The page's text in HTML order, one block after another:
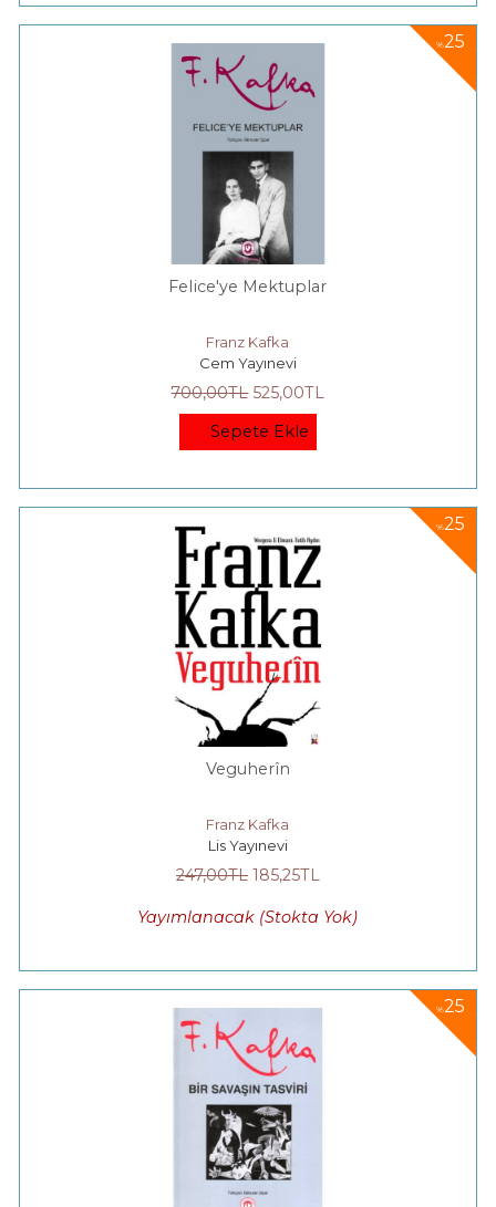
%25
Felice'ye Mektuplar
Franz Kafka
Cem Yayınevi
700,00TL 525,00TL
Sepete Ekle
%25
Veguherîn
Franz Kafka
Lis Yayınevi
247,00TL 185,25TL
Yayımlanacak (Stokta Yok)
%25